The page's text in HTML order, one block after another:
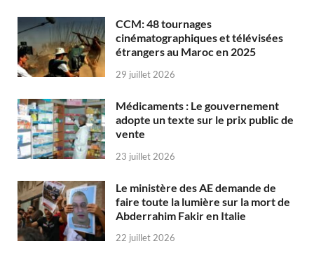
CCM: 48 tournages
cinématographiques et télévisées
étrangers au Maroc en 2025
29 juillet 2026
Médicaments : Le gouvernement
adopte un texte sur le prix public de
vente
23 juillet 2026
Le ministère des AE demande de
faire toute la lumière sur la mort de
Abderrahim Fakir en Italie
22 juillet 2026